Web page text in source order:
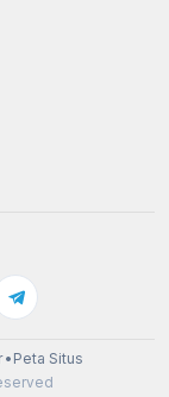
• Peta Situs